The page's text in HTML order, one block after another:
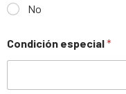
No
Condición especial*